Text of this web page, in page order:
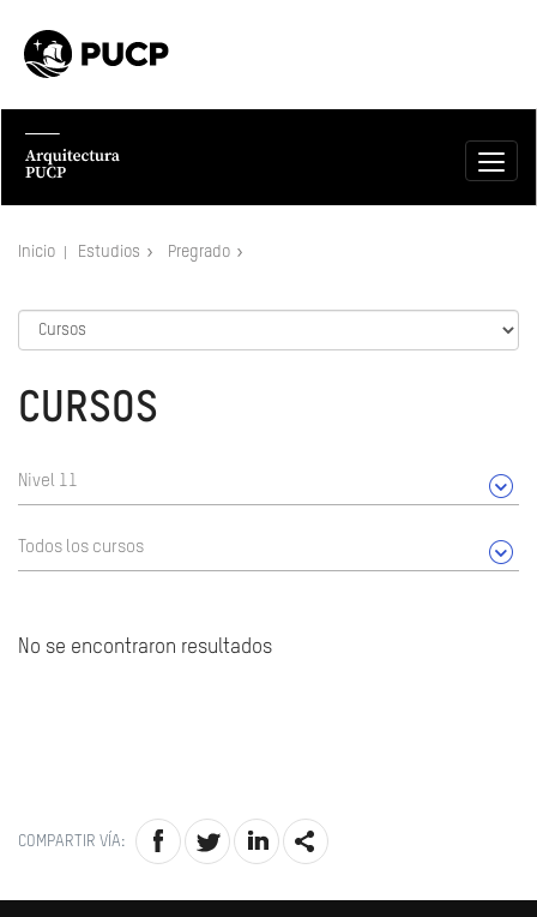
Inicio Estudios Pregrado
CURSOS
Nivel 11
Todos los cursos
No se encontraron resultados
COMPARTIR VÍA: